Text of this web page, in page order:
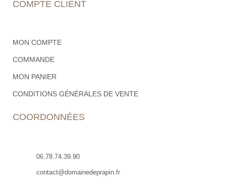
COMPTE CLIENT
MON COMPTE
COMMANDE
MON PANIER
CONDITIONS GÉNÉRALES DE VENTE
COORDONNÉES
06.78.74.39.90
contact@domainedeprapin.fr